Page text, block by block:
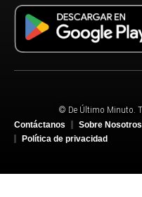
© De Último Minuto.
Contáctanos
Sobre
Política de privacidad